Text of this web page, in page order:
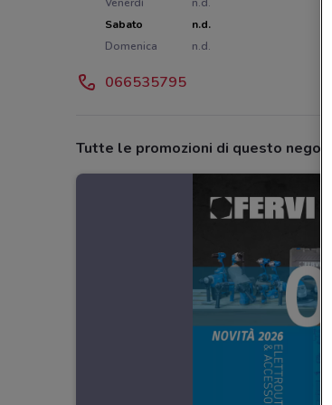
Sabato
n.d.
Domenica
n.d.
066535795
Tutte le promozioni di questo negozio